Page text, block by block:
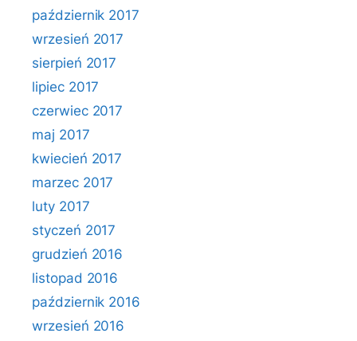
październik 2017
wrzesień 2017
sierpień 2017
lipiec 2017
czerwiec 2017
maj 2017
kwiecień 2017
marzec 2017
luty 2017
styczeń 2017
grudzień 2016
listopad 2016
październik 2016
wrzesień 2016